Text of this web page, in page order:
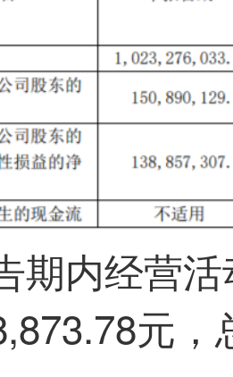
期内经营
元